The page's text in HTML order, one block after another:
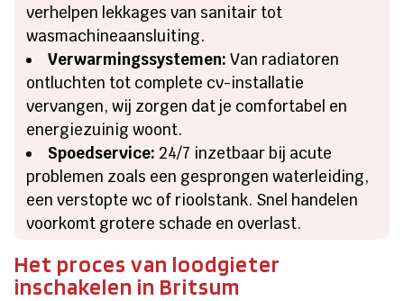
verhelpen lekkages van sanitair tot
wasmachineaansluiting.
Verwarmingssystemen: Van radiatoren
ontluchten tot complete cv-installatie
vervangen, wij zorgen dat je comfortabel en
energiezuinig woont.
Spoedservice: 24/7 inzetbaar bij acute
problemen zoals een gesprongen waterleiding,
een verstopte wc of rioolstank. Snel handelen
voorkomt grotere schade en overlast.
Het proces van loodgieter
inschakelen in Britsum